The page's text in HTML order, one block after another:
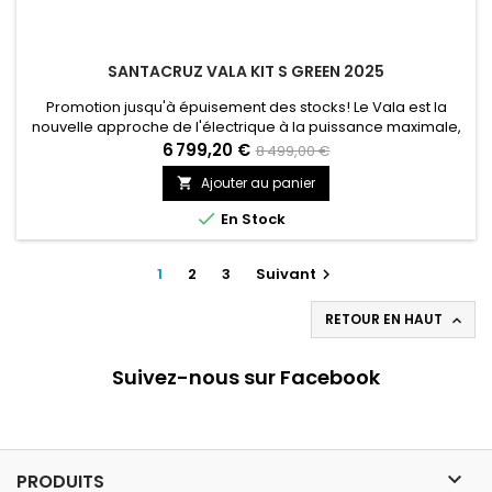
SANTACRUZ VALA KIT S GREEN 2025
Promotion jusqu'à épuisement des stocks! Le Vala est la
nouvelle approche de l'électrique à la puissance maximale,
offrant une assistance optimale et une précision sans faille.
Tourné vers la performance sur tous les terrains, il se montre
parfaitement équilibré, équipé d'une suspension travaillée
jusqu'à la perfection et tout comme l'ensemble de notre...
6 799,20 € 8 499,00 €
 Ajouter au panier
 En Stock
1 2 3 Suivant 
RETOUR EN HAUT 
Suivez-nous sur Facebook
PRODUITS 